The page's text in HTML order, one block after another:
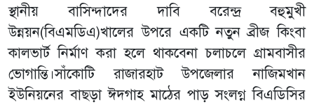
স্থানীয় বাসিন্দাদের দাবি বরেন্দ্র বহুমুখী
উন্নয়ন(বিএমডিএ)খালের উপরে একটি নতুন ব্রীজ কিংবা
কালভার্ট নির্মাণ করা হলে থাকবেনা চলাচলে গ্রামবাসীর
ভোগান্তি।সাঁকোটি রাজারহাট উপজেলার নাজিমখান
ইউনিয়নের বাছড়া ঈদগাহ মাঠের পাড় সংলগ্ন বিএডিসির